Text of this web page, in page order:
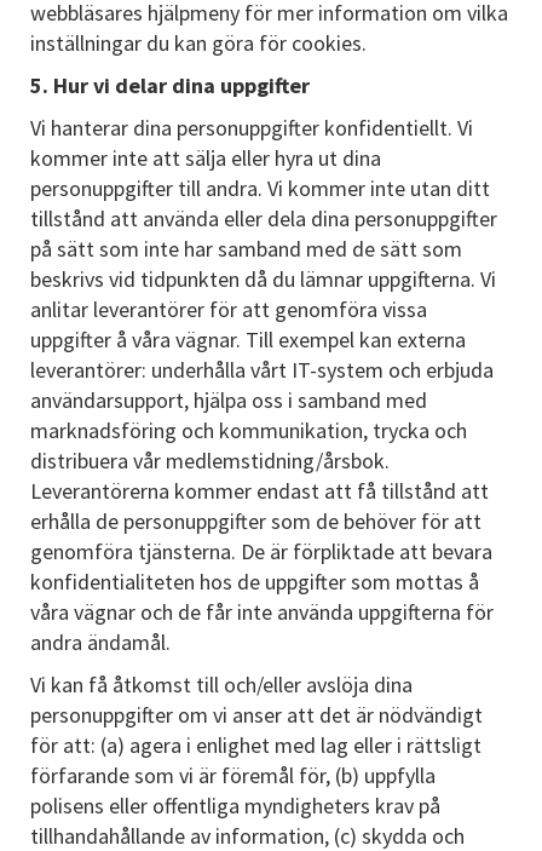
webbläsares hjälpmeny för mer information om vilka
inställningar du kan göra för cookies.
5. Hur vi delar dina uppgifter
Vi hanterar dina personuppgifter konfidentiellt. Vi
kommer inte att sälja eller hyra ut dina
personuppgifter till andra. Vi kommer inte utan ditt
tillstånd att använda eller dela dina personuppgifter
på sätt som inte har samband med de sätt som
beskrivs vid tidpunkten då du lämnar uppgifterna. Vi
anlitar leverantörer för att genomföra vissa
uppgifter å våra vägnar. Till exempel kan externa
leverantörer: underhålla vårt IT-system och erbjuda
användarsupport, hjälpa oss i samband med
marknadsföring och kommunikation, trycka och
distribuera vår medlemstidning/årsbok.
Leverantörerna kommer endast att få tillstånd att
erhålla de personuppgifter som de behöver för att
genomföra tjänsterna. De är förpliktade att bevara
konfidentialiteten hos de uppgifter som mottas å
våra vägnar och de får inte använda uppgifterna för
andra ändamål.
Vi kan få åtkomst till och/eller avslöja dina
personuppgifter om vi anser att det är nödvändigt
för att: (a) agera i enlighet med lag eller i rättsligt
förfarande som vi är föremål för, (b) uppfylla
polisens eller offentliga myndigheters krav på
tillhandahållande av information, (c) skydda och